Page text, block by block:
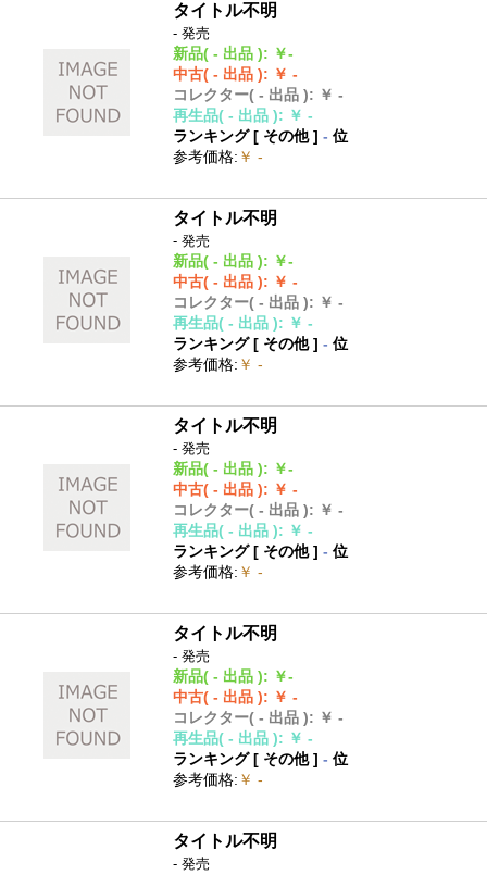
タイトル不明
- 発売
新品( - 出品 ): ￥-
中古( - 出品 ): ￥ -
コレクター( - 出品 ): ￥ -
再生品( - 出品 ): ￥ -
ランキング [ その他]- 位
参考価格: ￥ -
タイトル不明
- 発売
新品( - 出品 ): ￥-
中古( - 出品 ): ￥ -
コレクター( - 出品 ): ￥ -
再生品( - 出品 ): ￥ -
ランキング [ その他]- 位
参考価格: ￥ -
タイトル不明
- 発売
新品( - 出品 ): ￥-
中古( - 出品 ): ￥ -
コレクター( - 出品 ): ￥ -
再生品( - 出品 ): ￥ -
ランキング [ その他]- 位
参考価格: ￥ -
タイトル不明
- 発売
新品( - 出品 ): ￥-
中古( - 出品 ): ￥ -
コレクター( - 出品 ): ￥ -
再生品( - 出品 ): ￥ -
ランキング [ その他]- 位
参考価格: ￥ -
タイトル不明
- 発売